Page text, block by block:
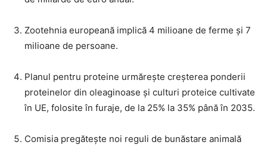
Zootehnia europeană implică 4 milioane de ferme și 7
milioane de persoane.
Planul pentru proteine urmărește creșterea ponderii
proteinelor din oleaginoase și culturi proteice cultivate
în UE, folosite în furaje, de la 25% la 35% până în 2035.
Comisia pregătește noi reguli de bunăstare animală